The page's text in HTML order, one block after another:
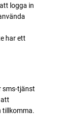
logga in
har ett
sms-tjänst
tillkomma.